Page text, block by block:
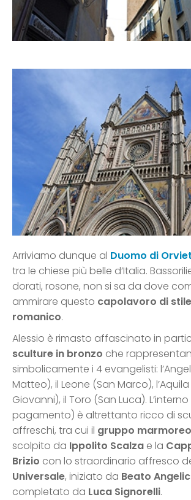
Arriviamo dunque al Duomo di
tra le chiese più belle d’Italia.
dorati, rosone, non si sa da dove
ammirare questo capolavoro di
romanico.
Alessio è rimasto affascinato in
sculture in bronzo che
simbolicamente i 4 evangelisti:
Matteo), il Leone (San Marco),
Giovanni), il Toro (San Luca).
pagamento) è altrettanto ricco di
affreschi, tra cui il gruppo
scolpito da Ippolito Scalza e la
Brizio con lo straordinario affresco
Universale, iniziato da Beato
completato da Luca Signorelli.